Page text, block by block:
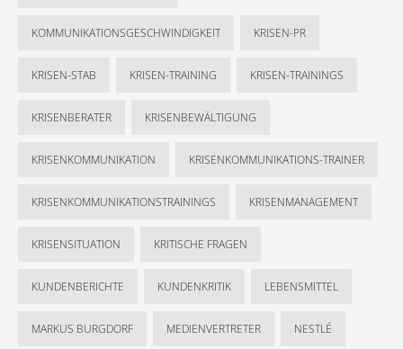
KOMMUNIKATIONSGESCHWINDIGKEIT KRISEN-PR
KRISEN-STAB KRISEN-TRAINING KRISEN-TRAININGS
KRISENBERATER KRISENBEWÄLTIGUNG
KRISENKOMMUNIKATION KRISENKOMMUNIKATIONS-TRAINER
KRISENKOMMUNIKATIONSTRAININGS KRISENMANAGEMENT
KRISENSITUATION KRITISCHE FRAGEN
KUNDENBERICHTE KUNDENKRITIK LEBENSMITTEL
MARKUS BURGDORF MEDIENVERTRETER NESTLÉ